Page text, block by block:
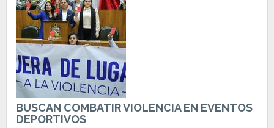
BUSCAN COMBATIR VIOLENCIA EN EVENTOS
DEPORTIVOS